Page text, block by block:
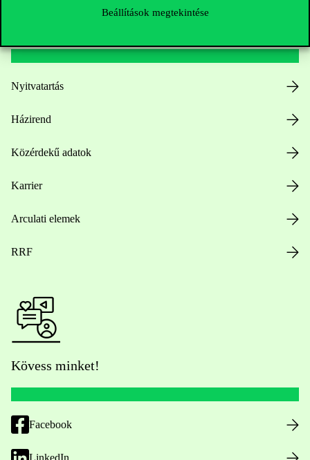
Beállítások megtekintése
Nyitvatartás
Házirend
Közérdekű adatok
Karrier
Arculati elemek
RRF
Kövess minket!
Facebook
LinkedIn